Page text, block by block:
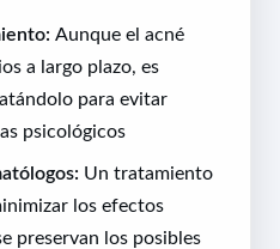
Aunque el acné
a largo plazo, es
para evitar
psicológicos
Un tratamiento
los efectos
preservan los posibles